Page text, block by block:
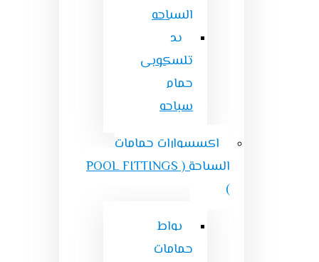
السباحه
يد
تلسكوبى
حمام
سباحه
اكسسوارات حمامات
السباحة ( POOL FITTINGS
)
بواط
حمامات